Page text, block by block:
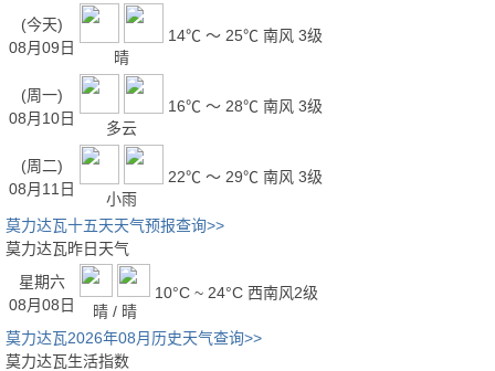
(今天)
08月09日
晴
14℃ ～ 25℃ 南风 3级
(周一)
08月10日
多云
16℃ ～ 28℃ 南风 3级
(周二)
08月11日
小雨
22℃ ～ 29℃ 南风 3级
莫力达瓦十五天天气预报查询>>
莫力达瓦昨日天气
星期六
08月08日
晴 / 晴
10°C ~ 24°C 西南风2级
莫力达瓦2026年08月历史天气查询>>
莫力达瓦生活指数